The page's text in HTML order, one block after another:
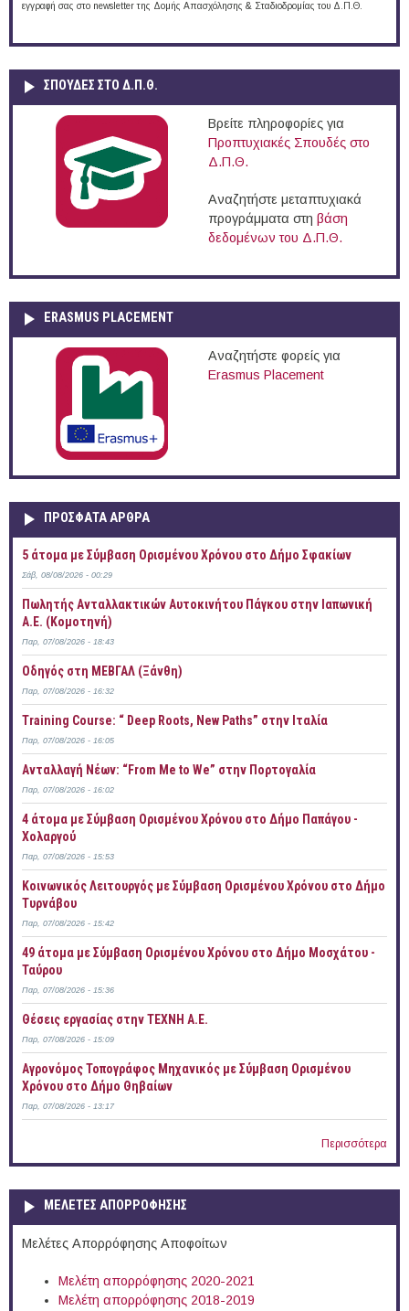
εγγραφή σας στο newsletter της Δομής Απασχόλησης & Σταδιοδρομίας του Δ.Π.Θ.
ΣΠΟΥΔΈΣ ΣΤΟ Δ.Π.Θ.
Βρείτε πληροφορίες για
Προπτυχιακές Σπουδές στο
Δ.Π.Θ.
Αναζητήστε μεταπτυχιακά
προγράμματα στη βάση
δεδομένων του Δ.Π.Θ.
ERASMUS PLACEMENT
Αναζητήστε φορείς για
Erasmus Placement
ΠΡOΣΦΑΤΑ AΡΘΡΑ
5 άτομα με Σύμβαση Ορισμένου Χρόνου στο Δήμο Σφακίων
Σάβ, 08/08/2026 - 00:29
Πωλητής Ανταλλακτικών Αυτοκινήτου Πάγκου στην Ιαπωνική
Α.Ε. (Κομοτηνή)
Παρ, 07/08/2026 - 18:43
Οδηγός στη ΜΕΒΓΑΛ (Ξάνθη)
Παρ, 07/08/2026 - 16:32
Training Course: “ Deep Roots, New Paths” στην Ιταλία
Παρ, 07/08/2026 - 16:05
Ανταλλαγή Νέων: “From Me to We” στην Πορτογαλία
Παρ, 07/08/2026 - 16:02
4 άτομα με Σύμβαση Ορισμένου Χρόνου στο Δήμο Παπάγου -
Χολαργού
Παρ, 07/08/2026 - 15:53
Κοινωνικός Λειτουργός με Σύμβαση Ορισμένου Χρόνου στο Δήμο
Τυρνάβου
Παρ, 07/08/2026 - 15:42
49 άτομα με Σύμβαση Ορισμένου Χρόνου στο Δήμο Μοσχάτου -
Ταύρου
Παρ, 07/08/2026 - 15:36
Θέσεις εργασίας στην ΤΕΧΝΗ Α.Ε.
Παρ, 07/08/2026 - 15:09
Αγρονόμος Τοπογράφος Μηχανικός με Σύμβαση Ορισμένου
Χρόνου στο Δήμο Θηβαίων
Παρ, 07/08/2026 - 13:17
Περισσότερα
ΜΕΛΕΤΕΣ ΑΠΟΡΡΟΦΗΣΗΣ
Μελέτες Απορρόφησης Αποφοίτων
Μελέτη απορρόφησης 2020-2021
Μελέτη απορρόφησης 2018-2019